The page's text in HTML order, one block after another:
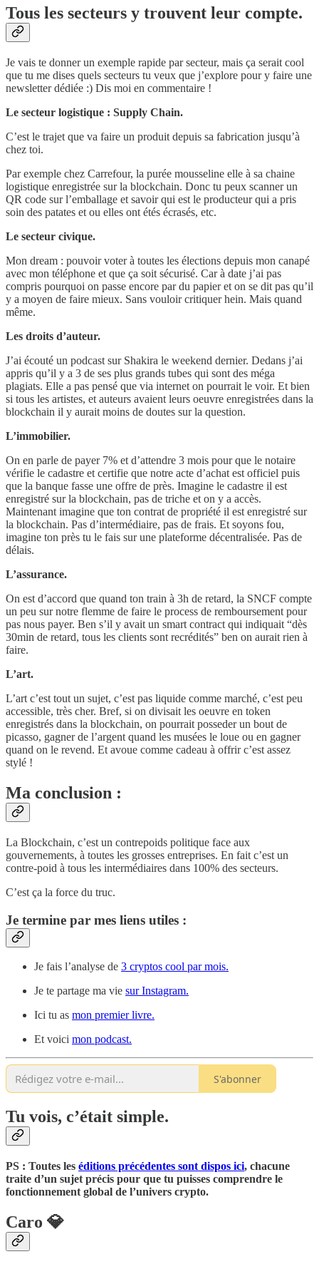
Tous les secteurs y trouvent leur compte.
Je vais te donner un exemple rapide par secteur, mais ça serait cool
que tu me dises quels secteurs tu veux que j’explore pour y faire une
newsletter dédiée :) Dis moi en commentaire !
Le secteur logistique : Supply Chain.
C’est le trajet que va faire un produit depuis sa fabrication jusqu’à
chez toi.
Par exemple chez Carrefour, la purée mousseline elle à sa chaine
logistique enregistrée sur la blockchain. Donc tu peux scanner un
QR code sur l’emballage et savoir qui est le producteur qui a pris
soin des patates et ou elles ont étés écrasés, etc.
Le secteur civique.
Mon dream : pouvoir voter à toutes les élections depuis mon canapé
avec mon téléphone et que ça soit sécurisé. Car à date j’ai pas
compris pourquoi on passe encore par du papier et on se dit pas qu’il
y a moyen de faire mieux. Sans vouloir critiquer hein. Mais quand
même.
Les droits d’auteur.
J’ai écouté un podcast sur Shakira le weekend dernier. Dedans j’ai
appris qu’il y a 3 de ses plus grands tubes qui sont des méga
plagiats. Elle a pas pensé que via internet on pourrait le voir. Et bien
si tous les artistes, et auteurs avaient leurs oeuvre enregistrées dans la
blockchain il y aurait moins de doutes sur la question.
L’immobilier.
On en parle de payer 7% et d’attendre 3 mois pour que le notaire
vérifie le cadastre et certifie que notre acte d’achat est officiel puis
que la banque fasse une offre de près. Imagine le cadastre il est
enregistré sur la blockchain, pas de triche et on y a accès.
Maintenant imagine que ton contrat de propriété il est enregistré sur
la blockchain. Pas d’intermédiaire, pas de frais. Et soyons fou,
imagine ton près tu le fais sur une plateforme décentralisée. Pas de
délais.
L’assurance.
On est d’accord que quand ton train à 3h de retard, la SNCF compte
un peu sur notre flemme de faire le process de remboursement pour
pas nous payer. Ben s’il y avait un smart contract qui indiquait “dès
30min de retard, tous les clients sont recrédités” ben on aurait rien à
faire.
L’art.
L’art c’est tout un sujet, c’est pas liquide comme marché, c’est peu
accessible, très cher. Bref, si on divisait les oeuvre en token
enregistrés dans la blockchain, on pourrait posseder un bout de
picasso, gagner de l’argent quand les musées le loue ou en gagner
quand on le revend. Et avoue comme cadeau à offrir c’est assez
stylé !
Ma conclusion :
La Blockchain, c’est un contrepoids politique face aux
gouvernements, à toutes les grosses entreprises. En fait c’est un
contre-poid à tous les intermédiaires dans 100% des secteurs.
C’est ça la force du truc.
Je termine par mes liens utiles :
Je fais l’analyse de 3 cryptos cool par mois.
Je te partage ma vie sur Instagram.
Ici tu as mon premier livre.
Et voici mon podcast.
S'abonner
Tu vois, c’était simple.
PS : Toutes les éditions précédentes sont dispos ici, chacune
traite d’un sujet précis pour que tu puisses comprendre le
fonctionnement global de l’univers crypto.
Caro 💎